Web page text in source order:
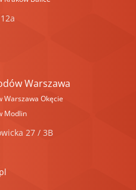
Warszawa
Warszawa Okęcie
Modlin
27 / 3B